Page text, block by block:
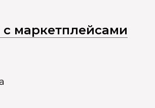
с маркетплейсами